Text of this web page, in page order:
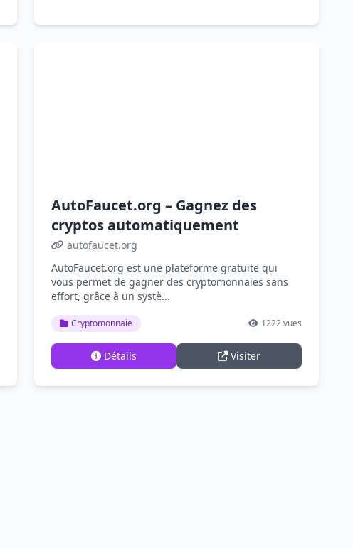
AutoFaucet.org – Gagnez des
cryptos automatiquement
autofaucet.org
AutoFaucet.org est une plateforme gratuite qui
vous permet de gagner des cryptomonnaies sans
effort, grâce à un systè...
Cryptomonnaie 1222 vues
Détails Visiter